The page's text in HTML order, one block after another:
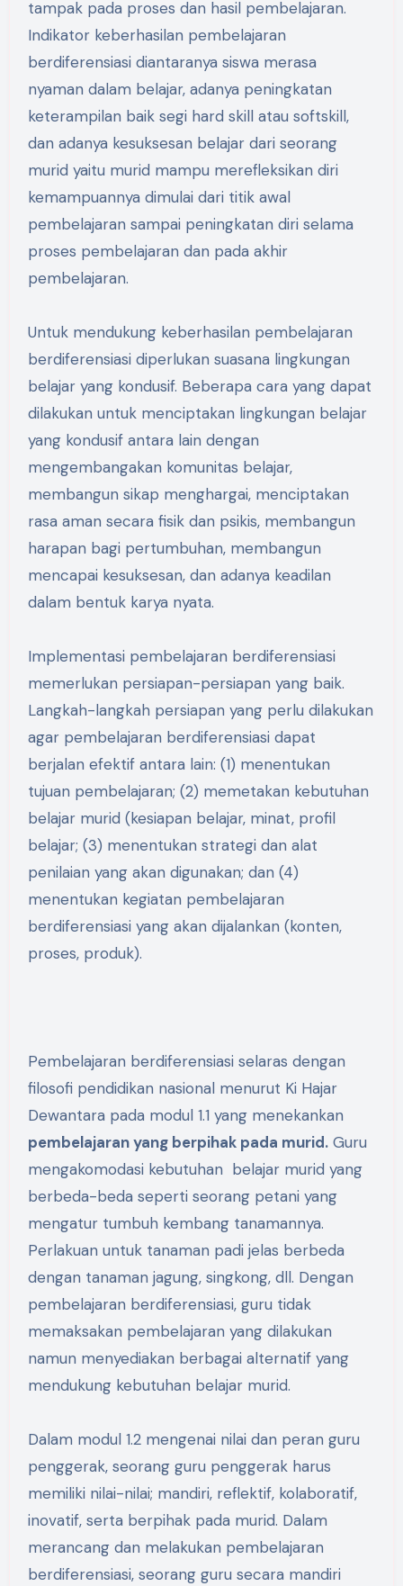
tampak pada proses dan hasil pembelajaran.
Indikator keberhasilan pembelajaran
berdiferensiasi diantaranya siswa merasa
nyaman dalam belajar, adanya peningkatan
keterampilan baik segi hard skill atau softskill,
dan adanya kesuksesan belajar dari seorang
murid yaitu murid mampu merefleksikan diri
kemampuannya dimulai dari titik awal
pembelajaran sampai peningkatan diri selama
proses pembelajaran dan pada akhir
pembelajaran.
Untuk mendukung keberhasilan pembelajaran
berdiferensiasi diperlukan suasana lingkungan
belajar yang kondusif. Beberapa cara yang dapat
dilakukan untuk menciptakan lingkungan belajar
yang kondusif antara lain dengan
mengembangakan komunitas belajar,
membangun sikap menghargai, menciptakan
rasa aman secara fisik dan psikis, membangun
harapan bagi pertumbuhan, membangun
mencapai kesuksesan, dan adanya keadilan
dalam bentuk karya nyata.
Implementasi pembelajaran berdiferensiasi
memerlukan persiapan-persiapan yang baik.
Langkah-langkah persiapan yang perlu dilakukan
agar pembelajaran berdiferensiasi dapat
berjalan efektif antara lain: (1) menentukan
tujuan pembelajaran; (2) memetakan kebutuhan
belajar murid (kesiapan belajar, minat, profil
belajar; (3) menentukan strategi dan alat
penilaian yang akan digunakan; dan (4)
menentukan kegiatan pembelajaran
berdiferensiasi yang akan dijalankan (konten,
proses, produk).
Pembelajaran berdiferensiasi selaras dengan
filosofi pendidikan nasional menurut Ki Hajar
Dewantara pada modul 1.1 yang menekankan
pembelajaran yang berpihak pada murid.Guru
mengakomodasi kebutuhan belajar murid yang
berbeda-beda seperti seorang petani yang
mengatur tumbuh kembang tanamannya.
Perlakuan untuk tanaman padi jelas berbeda
dengan tanaman jagung, singkong, dll. Dengan
pembelajaran berdiferensiasi, guru tidak
memaksakan pembelajaran yang dilakukan
namun menyediakan berbagai alternatif yang
mendukung kebutuhan belajar murid.
Dalam modul 1.2 mengenai nilai dan peran guru
penggerak, seorang guru penggerak harus
memiliki nilai-nilai; mandiri, reflektif, kolaboratif,
inovatif, serta berpihak pada murid. Dalam
merancang dan melakukan pembelajaran
berdiferensiasi, seorang guru secara mandiri